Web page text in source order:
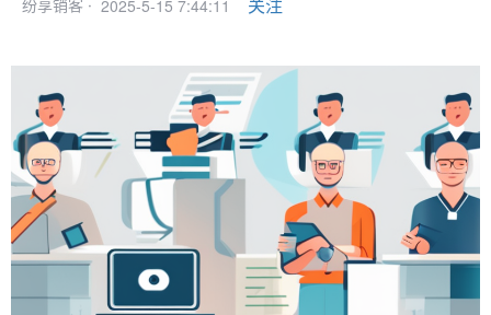
纷享销客 · 2025-5-15 7:44:11 关注